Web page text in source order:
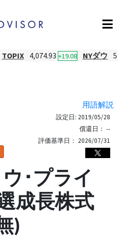
TOPIX 4,074.93 +19.08 NYダウ
用語解説
設定日: 2019/05/28
償還日： --
評価基準日： 2026/07/31
･プライ
成長株式
)